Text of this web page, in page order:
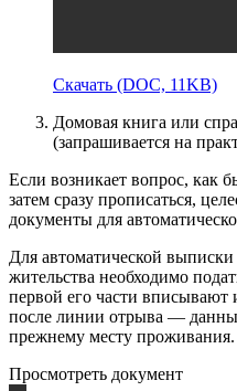
Скачать (DOC, 11KB)
Домовая книга или
(запрашивается на
Если возникает вопрос, как
затем сразу прописаться,
документы для
Для автоматической
жительства необходимо
первой его части
после линии отрыва —
прежнему месту проживания.
Просмотреть документ